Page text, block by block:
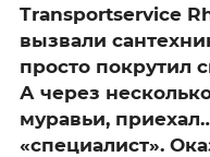
Transportservice
вызвали
просто покрутил
А через
муравьи,
«специалист».